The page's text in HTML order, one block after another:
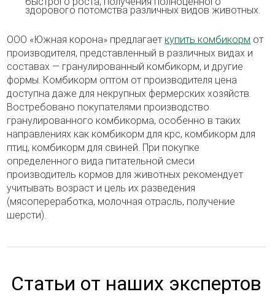
здорового потомства различных видов животных.
ООО «Южная корона» предлагает купить комбикорм от
производителя, представленный в различных видах и
составах — гранулированный комбикорм, и другие
формы. Комбикорм оптом от производителя цена
доступна даже для некрупных фермерских хозяйств.
Востребовано покупателями производство
гранулированного комбикорма, особенно в таких
направлениях как комбикорм для крс, комбикорм для
птиц, комбикорм для свиней. При покупке
определенного вида питательной смеси
производитель кормов для животных рекомендует
учитывать возраст и цель их разведения
(мясопереработка, молочная отрасль, получение
шерсти).
Статьи от наших экспертов